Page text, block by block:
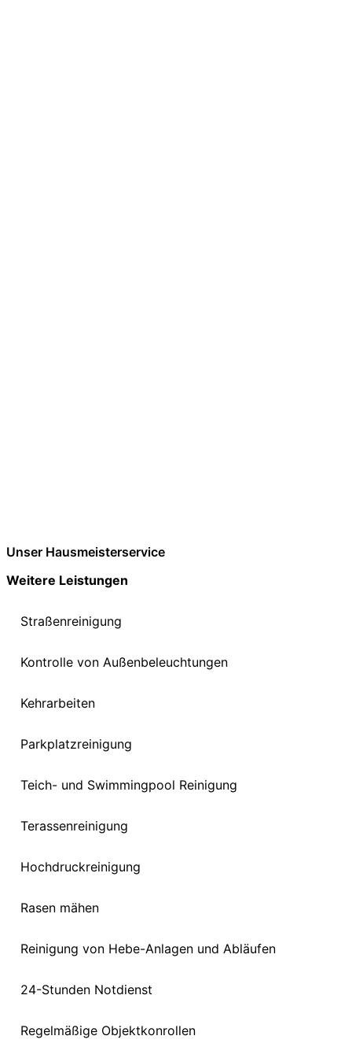
Unser Hausmeisterservice
Weitere Leistungen
Straßenreinigung
Kontrolle von Außenbeleuchtungen
Kehrarbeiten
Parkplatzreinigung
Teich- und Swimmingpool Reinigung
Terassenreinigung
Hochdruckreinigung
Rasen mähen
Reinigung von Hebe-Anlagen und Abläufen
24-Stunden Notdienst
Regelmäßige Objektkonrollen